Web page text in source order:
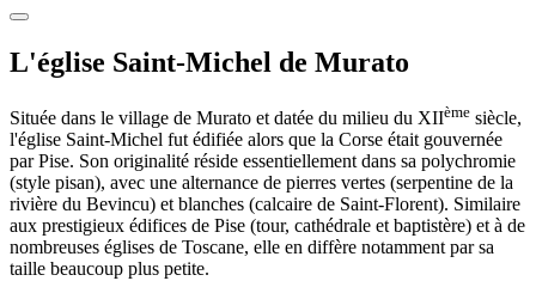
L'église Saint-Michel de Murato
Située dans le village de Murato et datée du milieu du XIIème siècle,
l'église Saint-Michel fut édifiée alors que la Corse était gouvernée
par Pise. Son originalité réside essentiellement dans sa polychromie
(style pisan), avec une alternance de pierres vertes (serpentine de la
rivière du Bevincu) et blanches (calcaire de Saint-Florent). Similaire
aux prestigieux édifices de Pise (tour, cathédrale et baptistère) et à de
nombreuses églises de Toscane, elle en diffère notamment par sa
taille beaucoup plus petite.